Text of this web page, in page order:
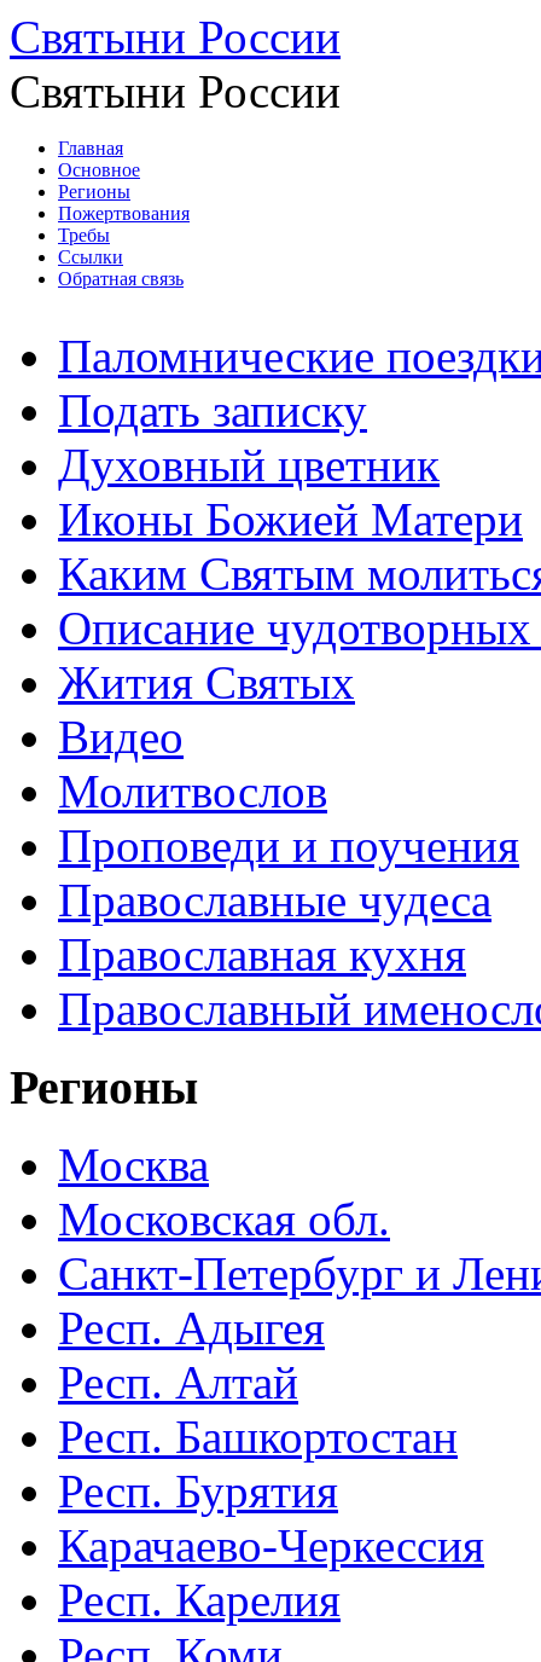
Святыни России
Святыни России
Главная
Основное
Регионы
Пожертвования
Требы
Ссылки
Обратная связь
Паломнические
Подать записку
Духовный цветник
Иконы Божией Матери
Каким Святым
Описание
Жития Святых
Видео
Молитвослов
Проповеди и поучения
Православные чудеса
Православная кухня
Православный
Регионы
Москва
Московская обл.
Санкт-Петербург и
Респ. Адыгея
Респ. Алтай
Респ. Башкортостан
Респ. Бурятия
Карачаево-Черкессия
Респ. Карелия